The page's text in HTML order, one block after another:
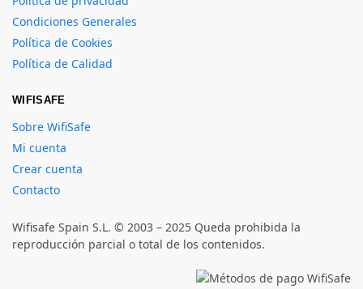
Condiciones Generales
Política de Cookies
Política de Calidad
WIFISAFE
Sobre WifiSafe
Mi cuenta
Crear cuenta
Contacto
Wifisafe Spain S.L. © 2003 – 2025 Queda prohibida la
reproducción parcial o total de los contenidos.